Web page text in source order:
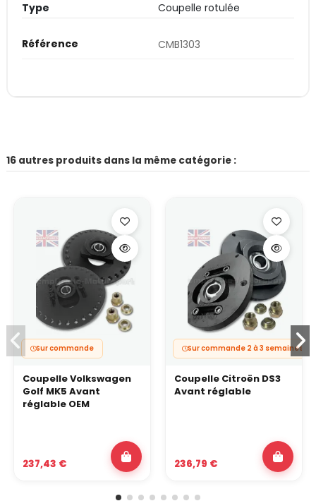
Type
Coupelle rotulée
Référence CMB1303
16 autres produits dans la même catégorie :
Sur commande
Coupelle Volkswagen
Golf MK5 Avant
réglable OEM
237,43 €
Sur commande 2 à 3 semaines
Coupelle Citroën DS3
Avant réglable
236,79 €